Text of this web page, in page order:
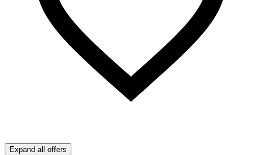
Expand all offers